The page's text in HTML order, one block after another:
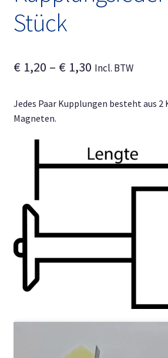
Stück
€1,20 – €1,30Preisspanne:
bis
Incl. BTW
Jedes Paar Kupplungen besteht aus 2
Magneten.